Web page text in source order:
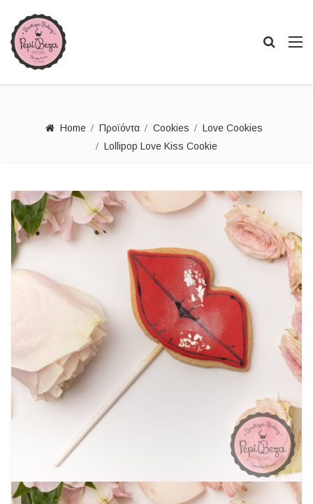
Home Προϊόντα Cookies
Love Cookies
Lollipop Love Kiss Cookie